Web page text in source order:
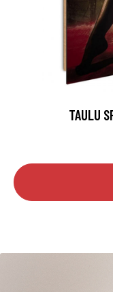
TAULU